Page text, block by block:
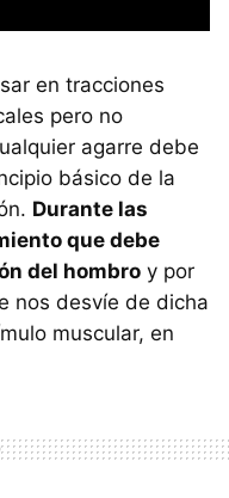
en tracciones
pero no
agarre debe
básico de la
Durante las
que debe
del hombro y por
nos desvíe de dicha
muscular, en